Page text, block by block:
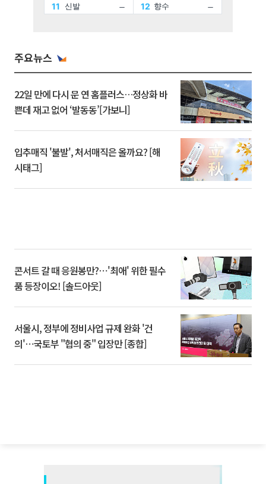
주요뉴스
22일 만에 다시 문 연 홈플러스…정상화 바
쁜데 재고 없어 ‘발동동’[가보니]
입추매직 '불발', 처서매직은 올까요? [해
시태그]
콘서트 갈 때 응원봉만?⋯'최애' 위한 필수
품 등장이오! [솔드아웃]
서울시, 정부에 정비사업 규제 완화 '건
의'⋯국토부 "협의 중" 입장만 [종합]